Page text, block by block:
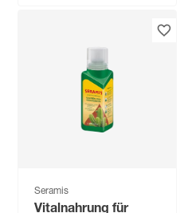
Seramis
Vitalnahrung für